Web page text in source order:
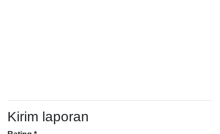
Kirim laporan